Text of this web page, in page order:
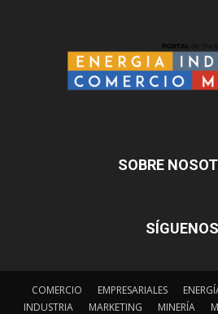
SOBRE
SÍGUENOS
COMERCIO EMPRESARIALES
INDUSTRIA
MARKETING MINERÍA